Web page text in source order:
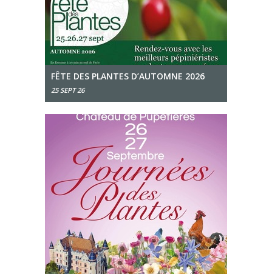
FÊTE DES PLANTES D’AUTOMNE 2026
25 SEPT 26